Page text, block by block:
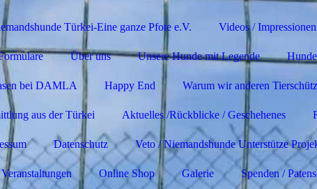
Türkei-Eine ganze Pfote e.V. Videos / Impressionen
Über uns Unsere Hunde mit Legende
bei DAMLA Happy End Warum wir anderen
aus der Türkei Aktuelles /Rückblicke / Geschehenes
Datenschutz Veto / Niemandshunde Unterstütze
Online Shop Galerie Spenden /